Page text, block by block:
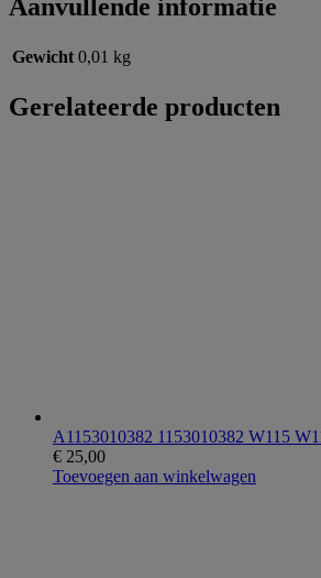
Aanvullende informatie
Gewicht 0,01 kg
Gerelateerde producten
A1153010382 1153010382 W115
€ 25,00
Toevoegen aan winkelwagen